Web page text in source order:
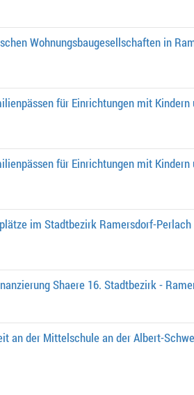
Wohnungsbaugesellschaften in
für Einrichtungen mit
für Einrichtungen mit
im Stadtbezirk Ramersdorf-
Shaere 16. Stadtbezirk -
an der Mittelschule an der Albert-